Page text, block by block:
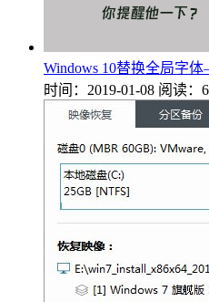
Windows 10替换全局字
时间：2019-01-08 阅读：